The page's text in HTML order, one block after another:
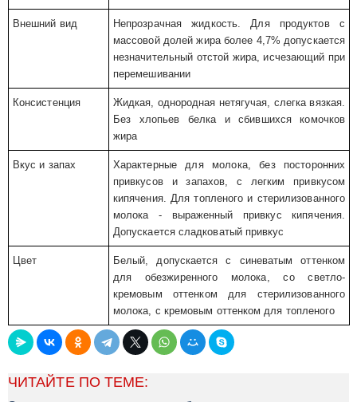
Внешний вид
Непрозрачная жидкость. Для продуктов с
массовой долей жира более 4,7% допускается
незначительный отстой жира, исчезающий при
перемешивании
Консистенция
Жидкая, однородная нетягучая, слегка вязкая.
Без хлопьев белка и сбившихся комочков
жира
Вкус и запах
Характерные для молока, без посторонних
привкусов и запахов, с легким привкусом
кипячения. Для топленого и стерилизованного
молока - выраженный привкус кипячения.
Допускается сладковатый привкус
Цвет
Белый, допускается с синеватым оттенком
для обезжиренного молока, со светло-
кремовым оттенком для стерилизованного
молока, с кремовым оттенком для топленого
ЧИТАЙТЕ ПО ТЕМЕ: